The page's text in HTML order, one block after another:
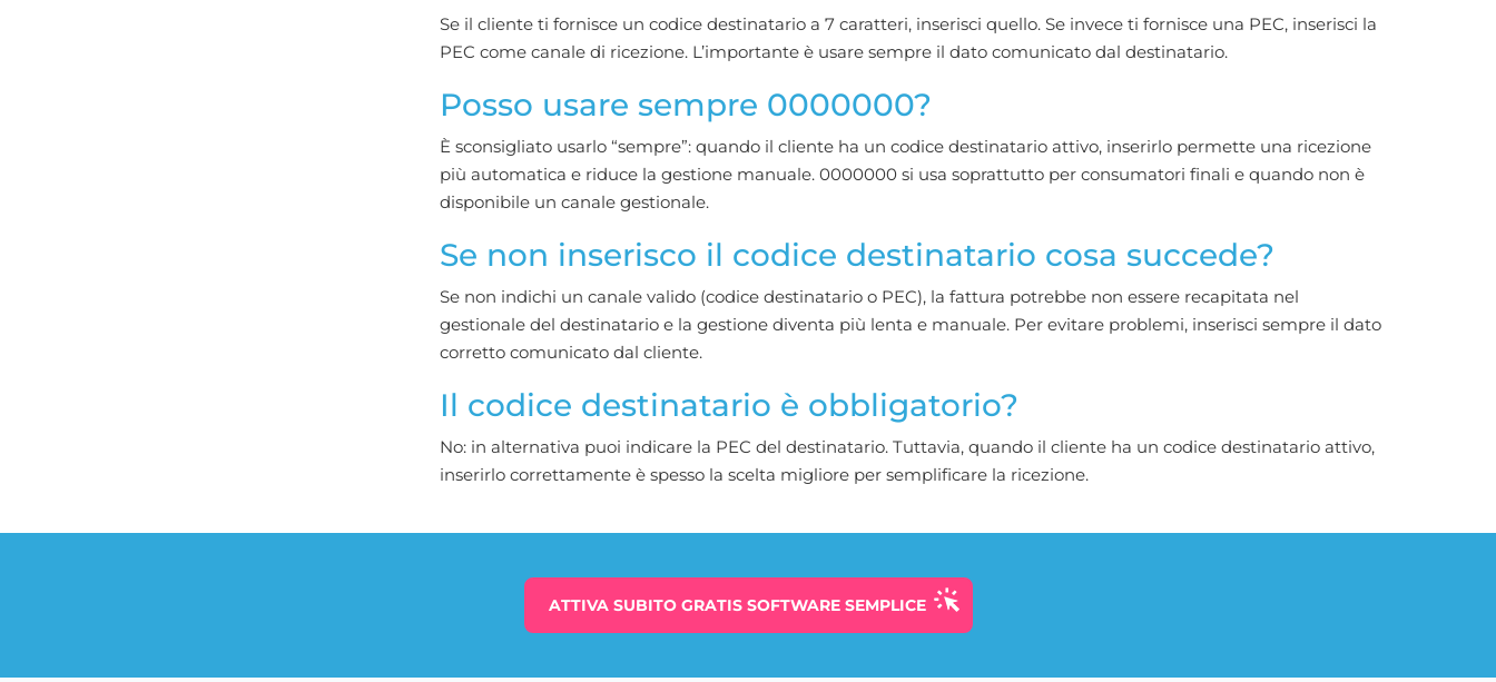
Se il cliente ti fornisce un codice destinatario a 7 caratteri, inserisci quello. Se invece ti fornisce una PEC, inserisci la
PEC come canale di ricezione. L’importante è usare sempre il dato comunicato dal destinatario.
Posso usare sempre 0000000?
È sconsigliato usarlo “sempre”: quando il cliente ha un codice destinatario attivo, inserirlo permette una ricezione
più automatica e riduce la gestione manuale. 0000000 si usa soprattutto per consumatori finali e quando non è
disponibile un canale gestionale.
Se non inserisco il codice destinatario cosa succede?
Se non indichi un canale valido (codice destinatario o PEC), la fattura potrebbe non essere recapitata nel
gestionale del destinatario e la gestione diventa più lenta e manuale. Per evitare problemi, inserisci sempre il dato
corretto comunicato dal cliente.
Il codice destinatario è obbligatorio?
No: in alternativa puoi indicare la PEC del destinatario. Tuttavia, quando il cliente ha un codice destinatario attivo,
inserirlo correttamente è spesso la scelta migliore per semplificare la ricezione.
ATTIVA SUBITO GRATISSOFTWARE SEMPLICE